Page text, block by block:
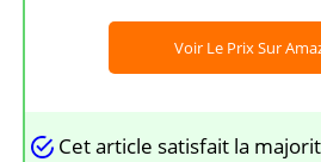
Voir Le Prix Sur
Cet article satisfait la